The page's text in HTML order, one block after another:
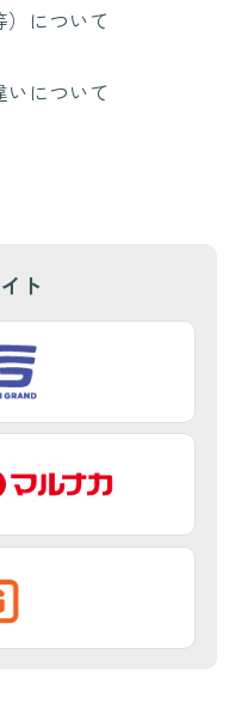
について
について
ト